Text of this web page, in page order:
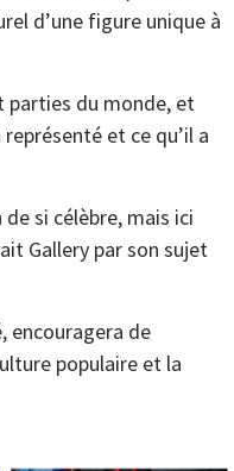
d’une figure unique à
parties du monde, et
et ce qu’il a
si célèbre, mais ici
Gallery par son sujet
encouragera de
populaire et la